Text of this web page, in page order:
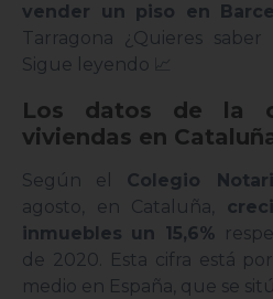
vender un piso en
Tarragona ¿Quieres
Sigue leyendo 📈
Los datos de la
viviendas en
Según el Colegio
agosto, en Cataluña,
inmuebles un 15,6%
de 2020. Esta cifra está
medio en España, que se